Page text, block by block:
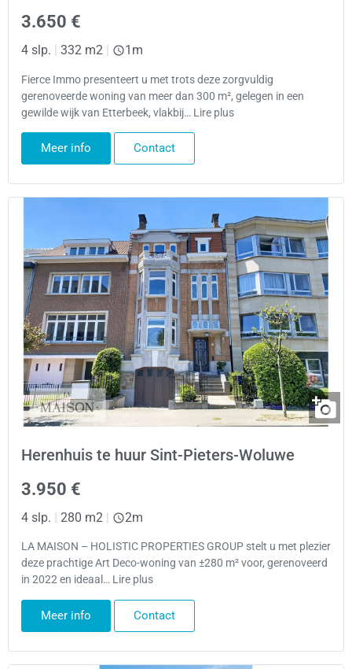
3.650 €
4 slp. 332 m2 1m
Fierce Immo presenteert u met trots deze zorgvuldig
gerenoveerde woning van meer dan 300 m², gelegen in een
gewilde wijk van Etterbeek, vlakbij… Lire plus
Meer info Contact
Herenhuis te huur Sint-Pieters-Woluwe
3.950 €
4 slp. | 280 m2 | 2m
LA MAISON – HOLISTIC PROPERTIES GROUP stelt u met plezier
deze prachtige Art Deco-woning van ±280 m² voor, gerenoveerd
in 2022 en ideaal… Lire plus
Meer info Contact